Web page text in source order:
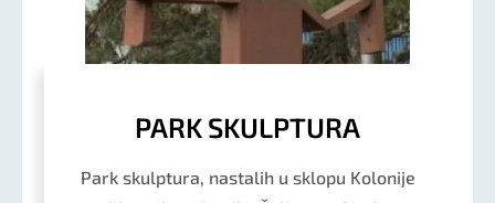
PARK SKULPTURA
Park skulptura, nastalih u sklopu Kolonije